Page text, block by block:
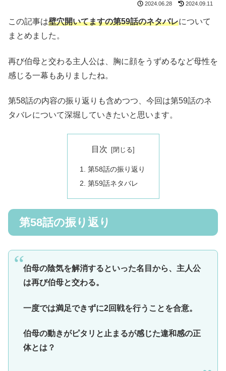
2024.06.28 2024.09.11
この記事は壁穴開いてますの第59話のネタバレについて
まとめました。
再び伯母と交わる主人公は、胸に顔をうずめるなど母性を
感じる一幕もありましたね。
第58話の内容の振り返りも含めつつ、今回は第59話のネ
タバレについて深堀していきたいと思います。
目次
第58話の振り返り
第59話ネタバレ
第58話の振り返り
伯母の陰気を解消するといった名目から、主人公
は再び伯母と交わる。
一度では満足できずに2回戦を行うことを合意。
伯母の動きがピタリと止まるが感じた違和感の正
体とは？